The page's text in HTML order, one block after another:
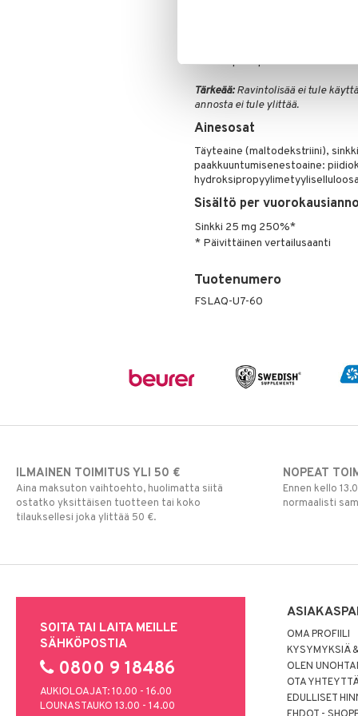
Ota 1 kapseli päivässä
Tärkeää:Ravintolisää ei tule
annosta ei tule ylittää.
Ainesosat
Täyteaine (maltodekstriini),
paakkuuntumisenestoaine:
Sisältö per
Sinkki 25 mg 250%*
* Päivittäinen vertailusaanti
Tuotenumero
FSLAQ-U7-60
ILMAINEN TOIMITUS YLI 50 €
Aina maksuton vaihtoehto, huolimatta siitä
ostatko yksittäisen tuotteen tai koko
tilauksellesi joka ylittää 50 €.
NOPEAT
Ennen kello
normaalisti
SOITA TAI LAITA MEILLE
SÄHKÖPOSTIA
0800 9 18486
AUKIOLOAJAT: 10.00 - 16.00
LOUNASTAUKO 13.00 - 14.00
OMA PROFIILI
KYSYMYKSIÄ
OLEN
OTA
EDULLISET